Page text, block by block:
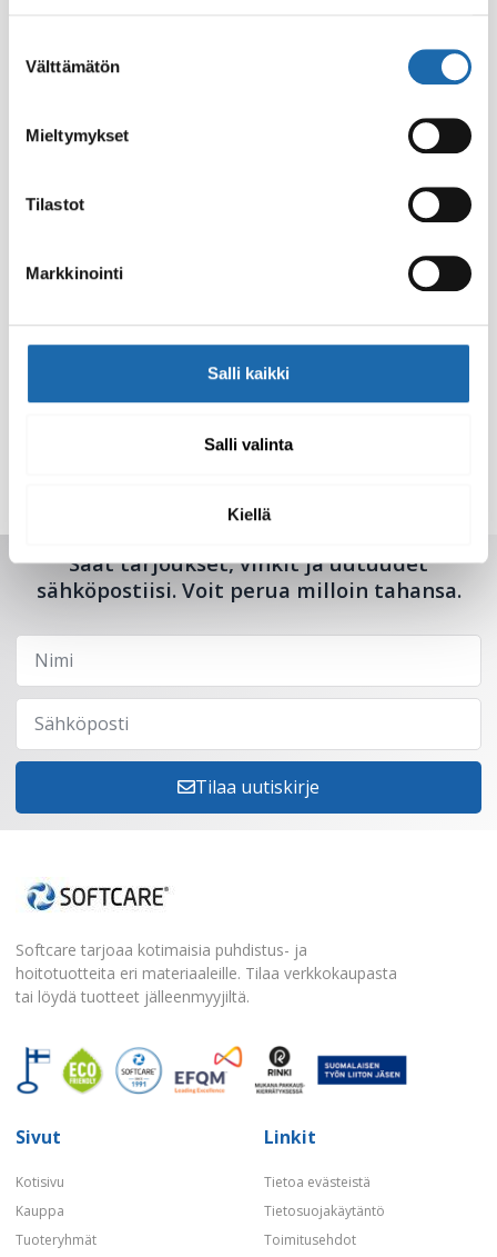
valinta
Välttämätön
Mieltymykset
Tilastot
Markkinointi
Salli kaikki
Salli valinta
Kiellä
Lisää ostoskoriin
Homeenestoaine 500 ml
Softcare Teflex Plus D
Pintadesinfiointiaine
500 ml
8.00
Saat tarjoukset, vinkit ja uutuudet
sähköpostiisi. Voit perua milloin tahansa.
Tilaa uutiskirje
Softcare tarjoaa kotimaisia puhdistus- ja
hoitotuotteita eri materiaaleille. Tilaa verkkokaupasta
tai löydä tuotteet jälleenmyyjiltä.
Sivut
Kotisivu
Kauppa
Tuoteryhmät
Linkit
Tietoa evästeistä
Tietosuojakäytäntö
Toimitusehdot